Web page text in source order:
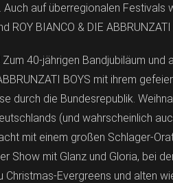
auf überregionalen Festivals
ROY BIANCO & DIE
40-jährigen Bandjubiläum
BOYS mit ihrem
durch die Bundesrepublik.
(und wahrscheinlich
mit einem großen Schlager-
Show mit Glanz und Gloria, bei
Christmas-Evergreens und alten